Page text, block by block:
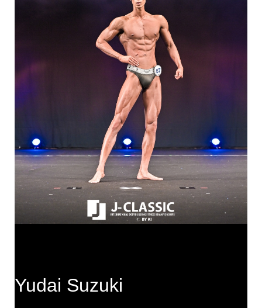
Yudai Suzuki